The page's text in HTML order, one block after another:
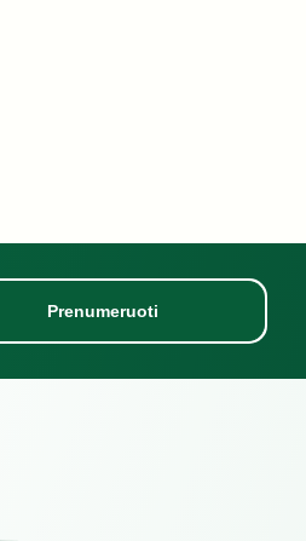
Prenumeruoti